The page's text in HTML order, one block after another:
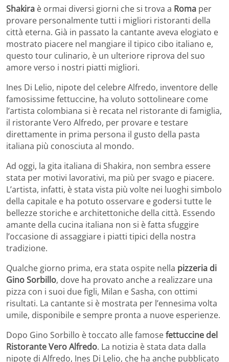
Shakira è ormai diversi giorni che si trova a Roma per
provare personalmente tutti i migliori ristoranti della
città eterna. Già in passato la cantante aveva elogiato e
mostrato piacere nel mangiare il tipico cibo italiano e,
questo tour culinario, è un ulteriore riprova del suo
amore verso i nostri piatti migliori.
Ines Di Lelio, nipote del celebre Alfredo, inventore delle
famosissime fettuccine, ha voluto sottolineare come
l’artista colombiana si è recata nel ristorante di famiglia,
il ristorante Vero Alfredo, per provare e testare
direttamente in prima persona il gusto della pasta
italiana più conosciuta al mondo.
Ad oggi, la gita italiana di Shakira, non sembra essere
stata per motivi lavorativi, ma più per svago e piacere.
L’artista, infatti, è stata vista più volte nei luoghi simbolo
della capitale e ha potuto osservare e godersi tutte le
bellezze storiche e architettoniche della città. Essendo
amante della cucina italiana non si è fatta sfuggire
l’occasione di assaggiare i piatti tipici della nostra
tradizione.
Qualche giorno prima, era stata ospite nella pizzeria di
Gino Sorbillo, dove ha provato anche a realizzare una
pizza con i suoi due figli, Milan e Sasha, con ottimi
risultati. La cantante si è mostrata per l’ennesima volta
umile, disponibile e sempre pronta a nuove esperienze.
Dopo Gino Sorbillo è toccato alle famosefettuccine del
Ristorante Vero Alfredo. La notizia è stata data dalla
nipote di Alfredo, Ines Di Lelio, che ha anche pubblicato